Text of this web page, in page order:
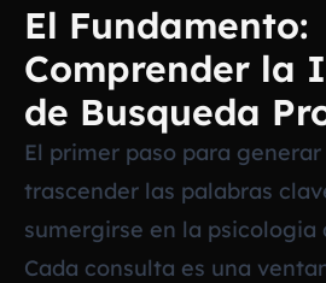
El Fundamento:
Comprender la
de Busqueda
El primer paso para
trascender las palabras
sumergirse en la psicologia
Cada consulta es una